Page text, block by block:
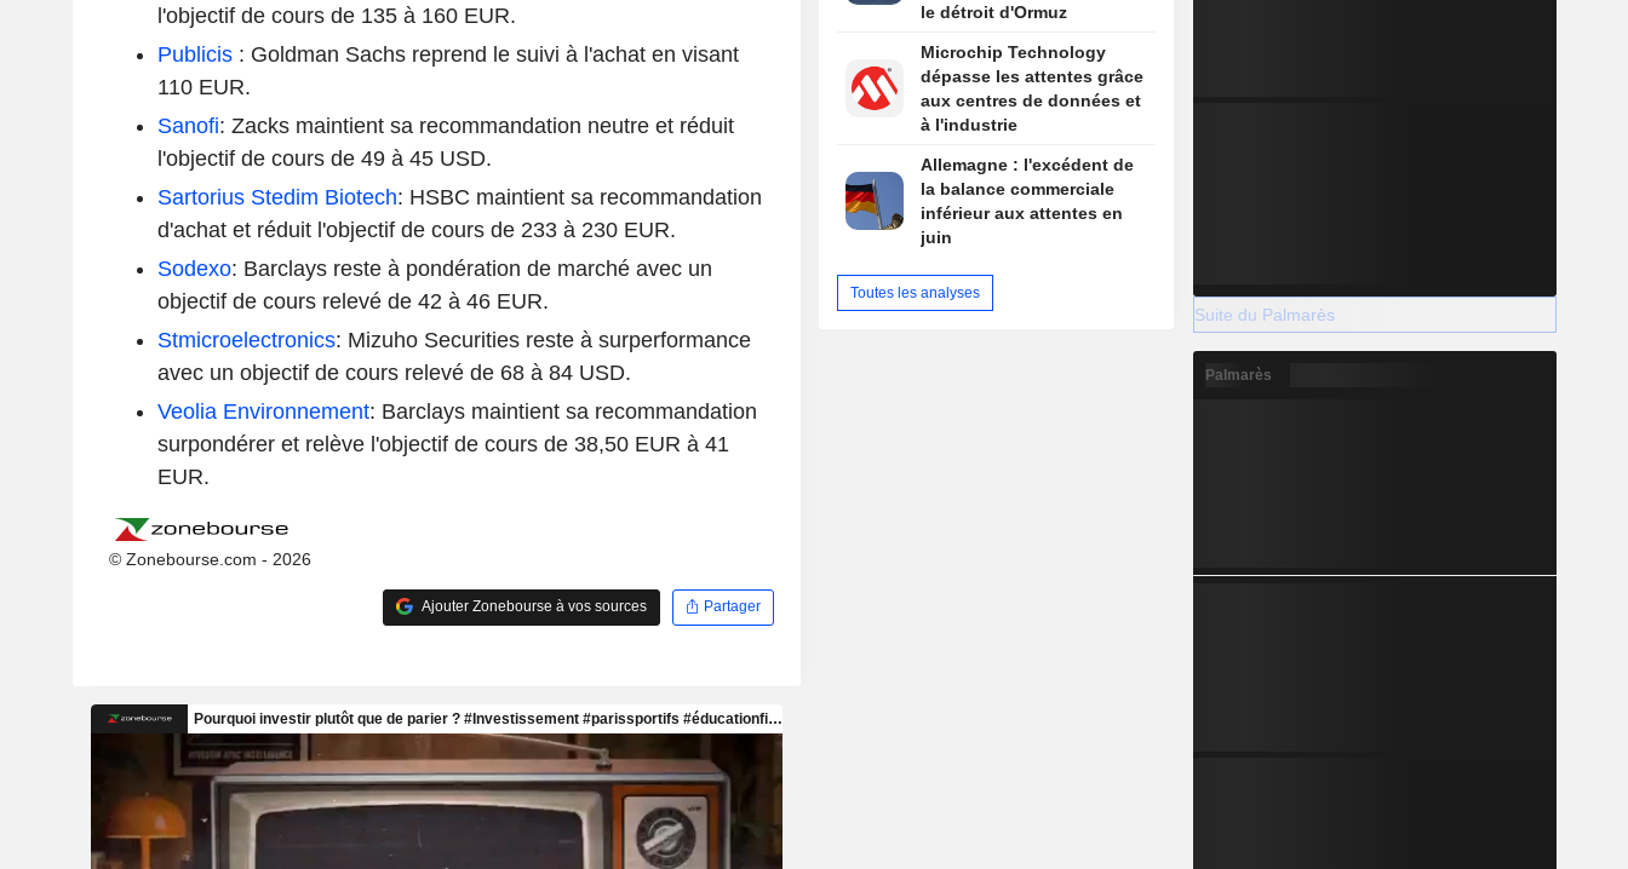
l'objectif de cours de 135 à 160 EUR.
Publicis: Goldman Sachs reprend le suivi à l'achat en visant
110 EUR.
Sanofi: Zacks maintient sa recommandation neutre et réduit
l'objectif de cours de 49 à 45 USD.
Sartorius Stedim Biotech: HSBC maintient sa recommandation
d'achat et réduit l'objectif de cours de 233 à 230 EUR.
Sodexo: Barclays reste à pondération de marché avec un
objectif de cours relevé de 42 à 46 EUR.
Stmicroelectronics: Mizuho Securities reste à surperformance
avec un objectif de cours relevé de 68 à 84 USD.
Veolia Environnement: Barclays maintient sa recommandation
surpondérer et relève l'objectif de cours de 38,50 EUR à 41
EUR.
© Zonebourse.com - 2026
Ajouter Zonebourse à vos sources Partager
le détroit d'Ormuz
Microchip Technology
dépasse les attentes grâce
aux centres de données et
à l'industrie
Allemagne : l'excédent de
la balance commerciale
inférieur aux attentes en
juin
Toutes les analyses
Suite du Palmarès
Palmarès